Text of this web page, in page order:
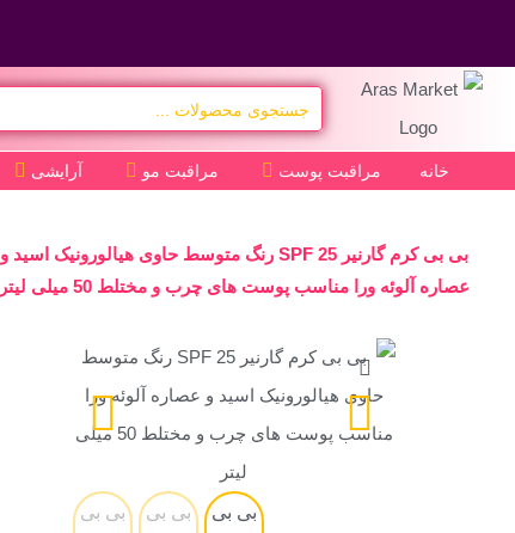
خانه مراقبت پوست مراقبت مو آرایشی
بی بی کرم گارنیر SPF 25 رنگ متوسط حاوی هیالورونیک اسید و
عصاره آلوئه ورا مناسب پوست های چرب و مختلط 50 میلی لیتر